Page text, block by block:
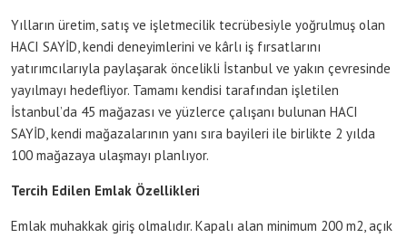
Yılların üretim, satış ve işletmecilik tecrübesiyle yoğrulmuş olan
HACI SAYİD, kendi deneyimlerini ve kârlı iş fırsatlarını
yatırımcılarıyla paylaşarak öncelikli İstanbul ve yakın çevresinde
yayılmayı hedefliyor. Tamamı kendisi tarafından işletilen
İstanbul’da 45 mağazası ve yüzlerce çalışanı bulunan HACI
SAYİD, kendi mağazalarının yanı sıra bayileri ile birlikte 2 yılda
100 mağazaya ulaşmayı planlıyor.
Tercih Edilen Emlak Özellikleri
Emlak muhakkak giriş olmalıdır. Kapalı alan minimum 200 m2, açık